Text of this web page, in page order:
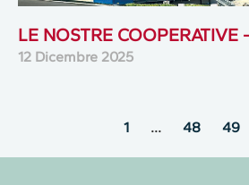
LE NOSTRE COOPERATIVE
12 Dicembre 2025
1 … 48 49